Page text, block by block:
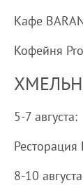
Кафе
Кофейня
5-7 августа:
8-10